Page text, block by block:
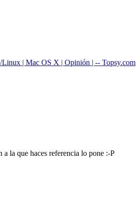
| Mac OS X | Opinión | -- Topsy.com
a la que haces referencia lo pone :-P